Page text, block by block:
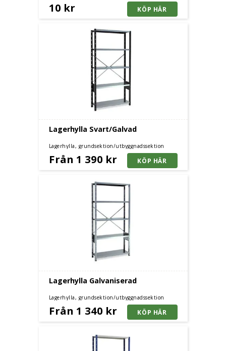
10 kr
Lagerhylla Svart/Galvad
Lagerhylla, grundsektion/utbyggnadssektion
Från 1 390 kr
Lagerhylla Galvaniserad
Lagerhylla, grundsektion/utbyggnadssektion
Från 1 340 kr